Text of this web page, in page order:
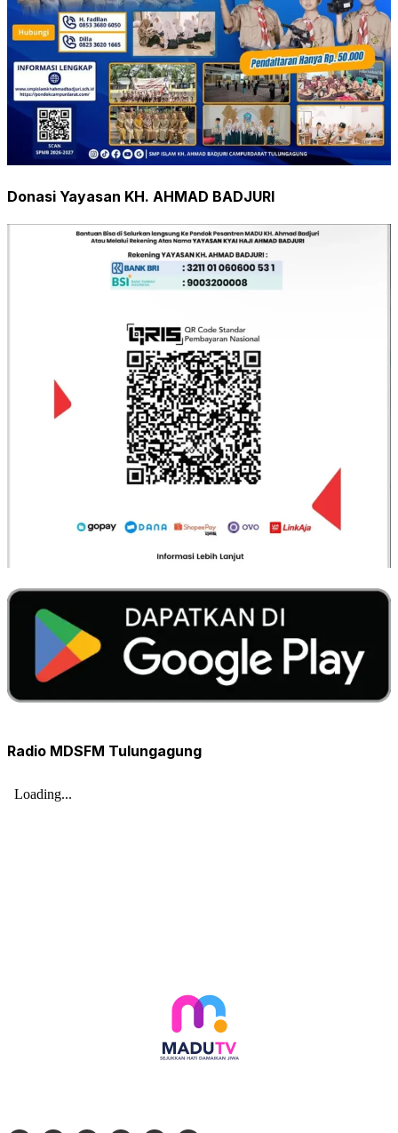
Donasi Yayasan KH. AHMAD BADJURI
Radio MDSFM Tulungagung